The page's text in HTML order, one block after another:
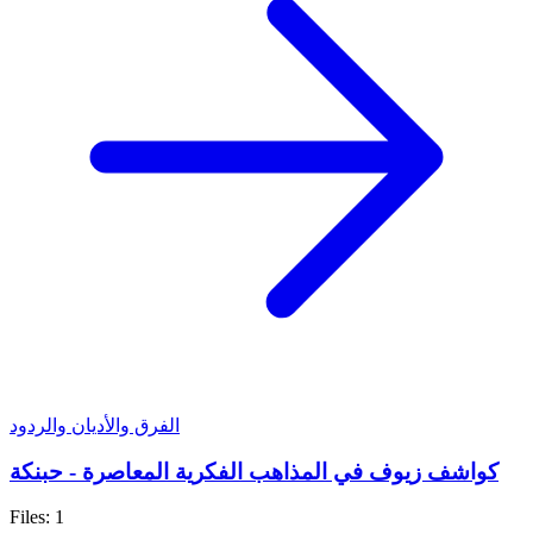
الفرق والأديان والردود
كواشف زيوف في المذاهب الفكرية المعاصرة - حبنكة
Files: 1